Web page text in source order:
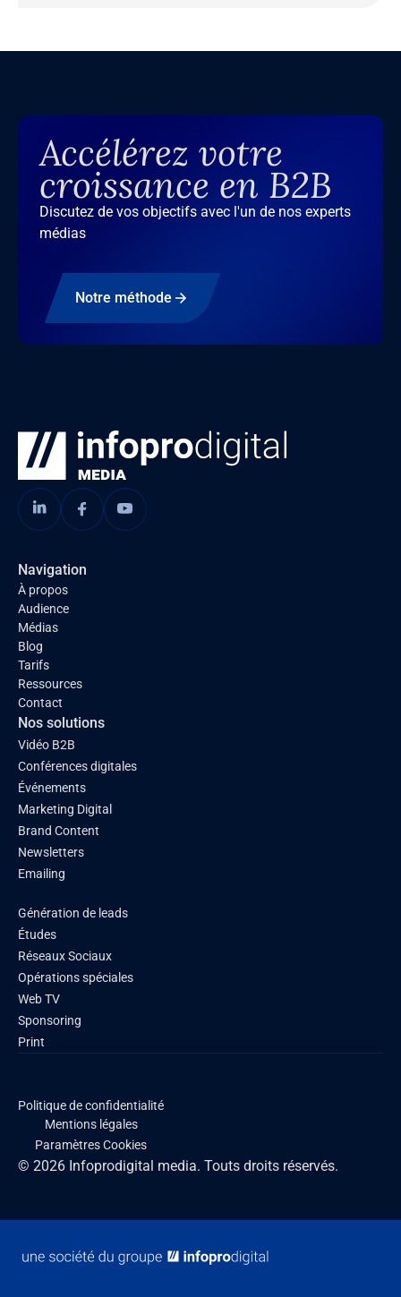
Accélérez votre
croissance en B2B
Discutez de vos objectifs avec l'un de nos experts
médias
Notre méthode
Navigation
À propos
Audience
Médias
Blog
Tarifs
Ressources
Contact
Nos solutions
Vidéo B2B
Conférences digitales
Événements
Marketing Digital
Brand Content
Newsletters
Emailing
Génération de leads
Études
Réseaux Sociaux
Opérations spéciales
Web TV
Sponsoring
Print
© 2026 Infoprodigital media. Touts droits réservés.
Politique de confidentialité
Mentions légales
Paramètres Cookies